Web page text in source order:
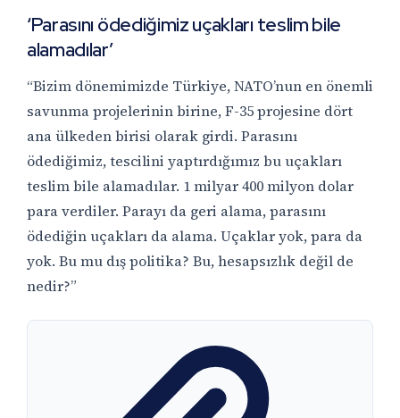
‘Parasını ödediğimiz uçakları teslim bile
alamadılar’
“Bizim dönemimizde Türkiye, NATO’nun en önemli
savunma projelerinin birine, F-35 projesine dört
ana ülkeden birisi olarak girdi. Parasını
ödediğimiz, tescilini yaptırdığımız bu uçakları
teslim bile alamadılar. 1 milyar 400 milyon dolar
para verdiler. Parayı da geri alama, parasını
ödediğin uçakları da alama. Uçaklar yok, para da
yok. Bu mu dış politika? Bu, hesapsızlık değil de
nedir?”